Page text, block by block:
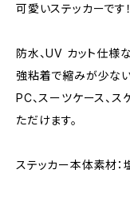
可愛いステッカーです！
防水、UV カット仕様
強粘着で縮みが少ない
PC、スーツケース、
ただけます。
ステッカー本体素材：